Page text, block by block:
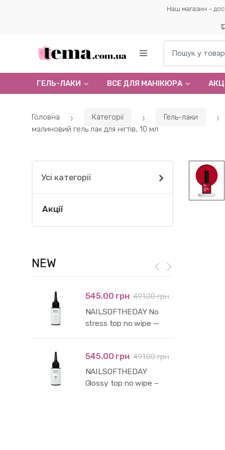
Наш магазин –
ГЕЛЬ-ЛАКИ ВСЕ ДЛЯ МАНІКЮРА
Головна Категорії
Гель-лаки
малиновий гель лак для нігтів, 10 мл
Усі категорії
Акції
NEW
545.00 грн 491.00 грн
NAILSOFTHEDAY No
stress top no wipe —
фільтрів, 50 мл
545.00 грн 491.00 грн
NAILSOFTHEDAY
Glossy top no wipe –